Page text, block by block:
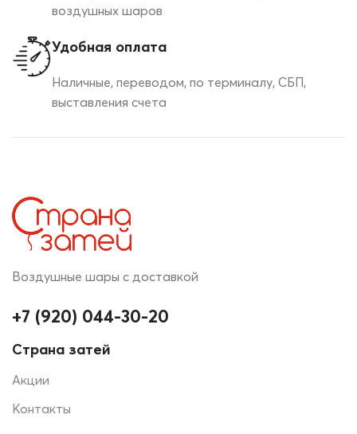
воздушных шаров
Удобная оплата
Наличные, переводом, по терминалу, СБП,
выставления счета
Воздушные шары с доставкой
+7 (920) 044-30-20
Страна затей
Акции
Контакты